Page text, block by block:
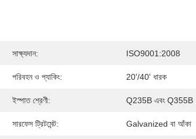
সাক্ষ্যদান: ISO9001:2008
পরিবহন ও প্যাকিং: 20'/40' ধারক
ইস্পাত শ্রেণী: Q235B এবং Q355B
সারফেস ট্রিটমেন্ট: Galvanized বা আঁকা